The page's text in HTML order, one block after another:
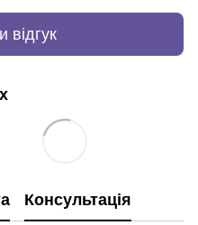
відгук
Консультація